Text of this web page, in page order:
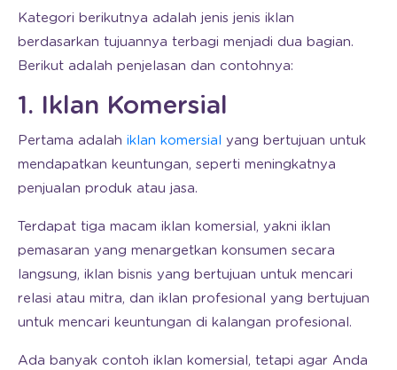
Kategori berikutnya adalah jenis jenis iklan
berdasarkan tujuannya terbagi menjadi dua bagian.
Berikut adalah penjelasan dan contohnya:
1. Iklan Komersial
Pertama adalah iklan komersial yang bertujuan untuk
mendapatkan keuntungan, seperti meningkatnya
penjualan produk atau jasa.
Terdapat tiga macam iklan komersial, yakni iklan
pemasaran yang menargetkan konsumen secara
langsung, iklan bisnis yang bertujuan untuk mencari
relasi atau mitra, dan iklan profesional yang bertujuan
untuk mencari keuntungan di kalangan profesional.
Ada banyak contoh iklan komersial, tetapi agar Anda